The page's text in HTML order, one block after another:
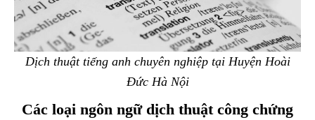
Dịch thuật tiếng anh chuyên nghiệp tại Huyện Hoài
Đức Hà Nội
Các loại ngôn ngữ dịch thuật công chứng